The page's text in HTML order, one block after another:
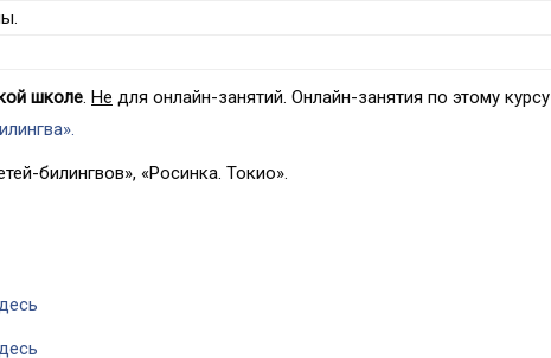
школе. Не для онлайн-занятий. Онлайн-занятия по этому курсу
билингвов», «Росинка. Токио».